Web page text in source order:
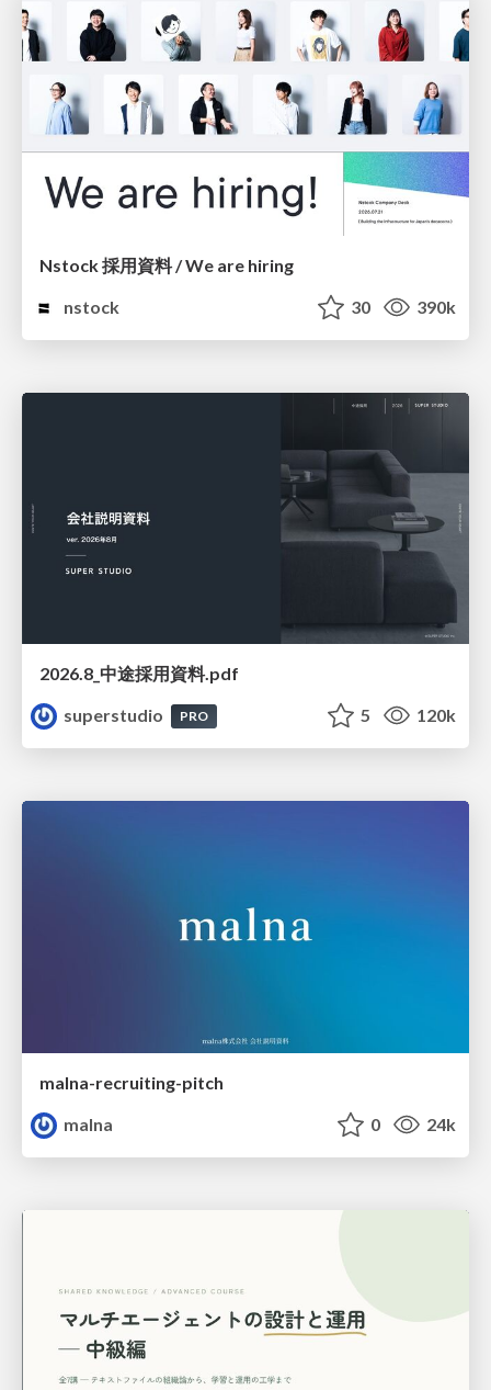
Nstock 採用資料 / We are hiring
nstock
30 390k
2026.8_中途採用資料.pdf
superstudio
PRO 5 120k
malna-recruiting-pitch
malna
0 24k